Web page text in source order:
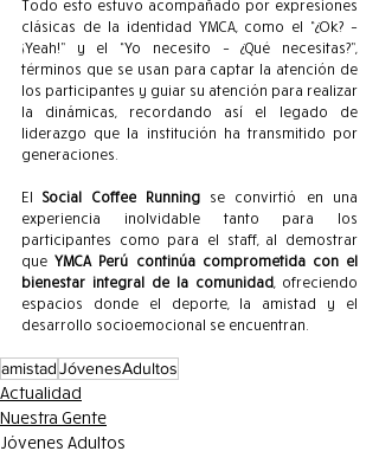
Todo esto estuvo acompañado por expresiones
clásicas de la identidad YMCA, como el “¿Ok? –
¡Yeah!” y el “Yo necesito – ¿Qué necesitas?”,
términos que se usan para captar la atención de
los participantes y guiar su atención para realizar
la dinámicas, recordando así el legado de
liderazgo que la institución ha transmitido por
generaciones.
El Social Coffee Running se convirtió en una
experiencia inolvidable tanto para los
participantes como para el staff, al demostrar
que YMCA Perú continúa comprometida con el
bienestar integral de la comunidad, ofreciendo
espacios donde el deporte, la amistad y el
desarrollo socioemocional se encuentran.
amistadJóvenesAdultos
Actualidad
Nuestra Gente
Jóvenes Adultos